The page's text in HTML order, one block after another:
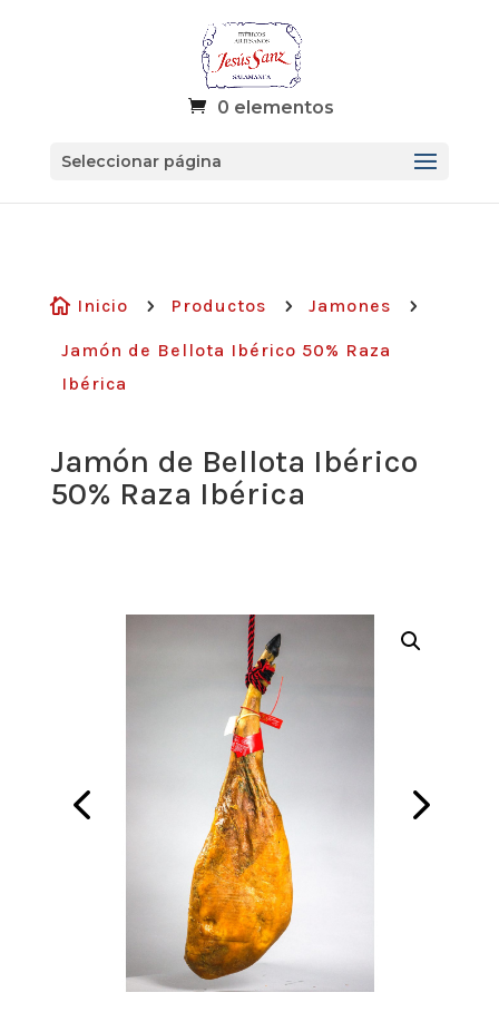
0 elementos
Seleccionar página
 Inicio 5 Productos 5 Jamones 5
Jamón de Bellota Ibérico 50% Raza
Ibérica
Jamón de Bellota Ibérico
50% Raza Ibérica